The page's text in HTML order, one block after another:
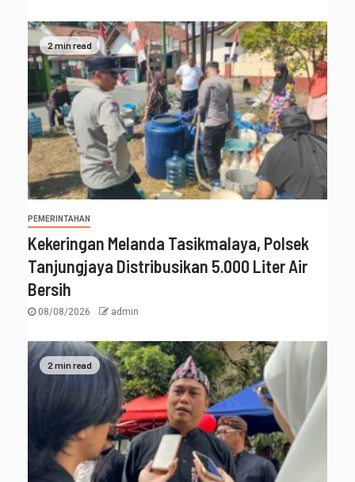
2 min read
PEMERINTAHAN
Kekeringan Melanda Tasikmalaya, Polsek
Tanjungjaya Distribusikan 5.000 Liter Air
Bersih
08/08/2026 admin
2 min read